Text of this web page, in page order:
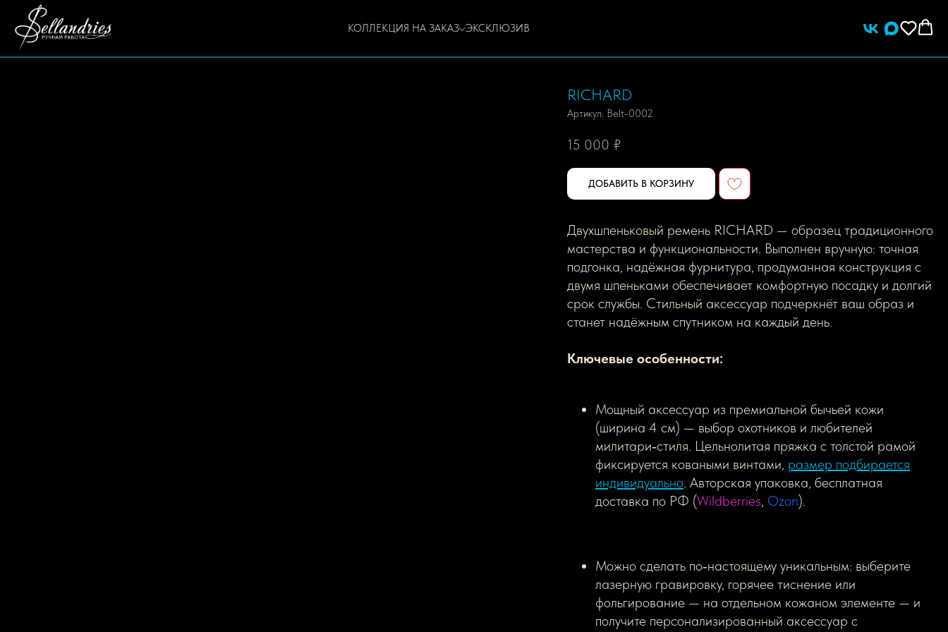
КОЛЛЕКЦИЯ НА ЗАКАЗ ЭКСКЛЮЗИВ
RICHARD
Артикул: Belt-0002
15 000 ₽
ДОБАВИТЬ В КОРЗИНУ
Двухшпеньковый ремень RICHARD — образец традиционного
мастерства и функциональности. Выполнен вручную: точная
подгонка, надёжная фурнитура, продуманная конструкция с
двумя шпеньками обеспечивает комфортную посадку и долгий
срок службы. Стильный аксессуар подчеркнёт ваш образ и
станет надёжным спутником на каждый день.
Ключевые особенности:
Мощный аксессуар из премиальной бычьей кожи
(ширина 4 см) — выбор охотников и любителей
милитари‑стиля. Цельнолитая пряжка с толстой рамой
фиксируется коваными винтами, размер подбирается
индивидуально. Авторская упаковка, бесплатная
доставка по РФ (Wildberries, Ozon).
Можно сделать по‑настоящему уникальным: выберите
лазерную гравировку, горячее тиснение или
фольгирование — на отдельном кожаном элементе — и
получите персонализированный аксессуар с